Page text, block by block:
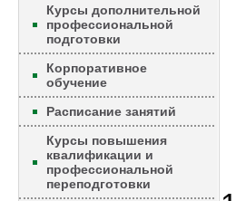
Курсы дополнительной
профессиональной
подготовки
Корпоративное
обучение
Расписание занятий
Курсы повышения
квалификации и
профессиональной
переподготовки